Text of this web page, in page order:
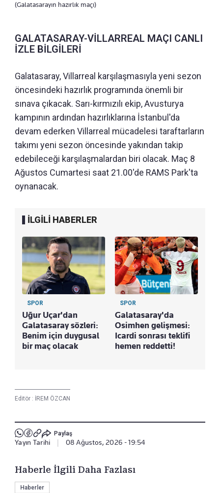
(Galatasarayın hazırlık maçı)
GALATASARAY-VİLLARREAL MAÇI CANLI
İZLE BİLGİLERİ
Galatasaray, Villarreal karşılaşmasıyla yeni sezon
öncesindeki hazırlık programında önemli bir
sınava çıkacak. Sarı-kırmızılı ekip, Avusturya
kampının ardından hazırlıklarına İstanbul'da
devam ederken Villarreal mücadelesi taraftarların
takımı yeni sezon öncesinde yakından takip
edebileceği karşılaşmalardan biri olacak. Maç 8
Ağustos Cumartesi saat 21.00'de RAMS Park'ta
oynanacak.
İLGİLİ HABERLER
SPOR
Uğur Uçar'dan
Galatasaray sözleri:
Benim için duygusal
bir maç olacak
SPOR
Galatasaray'da
Osimhen gelişmesi:
Icardi sonrası teklifi
hemen reddetti!
Editör : İREM ÖZCAN
Paylaş
Yayın Tarihi 08 Ağustos, 2026 - 19:54
Haberle İlgili Daha Fazlası
Haberler